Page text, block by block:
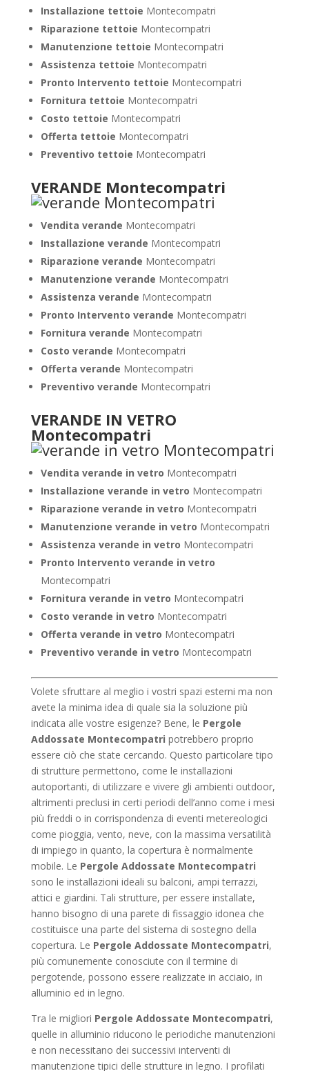
Installazione tettoie Montecompatri
Riparazione tettoie Montecompatri
Manutenzione tettoie Montecompatri
Assistenza tettoie Montecompatri
Pronto Intervento tettoie Montecompatri
Fornitura tettoie Montecompatri
Costo tettoie Montecompatri
Offerta tettoie Montecompatri
Preventivo tettoie Montecompatri
VERANDE Montecompatri
Vendita verande Montecompatri
Installazione verande Montecompatri
Riparazione verande Montecompatri
Manutenzione verande Montecompatri
Assistenza verande Montecompatri
Pronto Intervento verande Montecompatri
Fornitura verande Montecompatri
Costo verande Montecompatri
Offerta verande Montecompatri
Preventivo verande Montecompatri
VERANDE IN VETRO
Montecompatri
Vendita verande in vetro Montecompatri
Installazione verande in vetro Montecompatri
Riparazione verande in vetro Montecompatri
Manutenzione verande in vetro Montecompatri
Assistenza verande in vetro Montecompatri
Pronto Intervento verande in vetro
Montecompatri
Fornitura verande in vetro Montecompatri
Costo verande in vetro Montecompatri
Offerta verande in vetro Montecompatri
Preventivo verande in vetro Montecompatri
Volete sfruttare al meglio i vostri spazi esterni ma non
avete la minima idea di quale sia la soluzione più
indicata alle vostre esigenze? Bene, le Pergole
Addossate Montecompatri potrebbero proprio
essere ciò che state cercando. Questo particolare tipo
di strutture permettono, come le installazioni
autoportanti, di utilizzare e vivere gli ambienti outdoor,
altrimenti preclusi in certi periodi dell’anno come i mesi
più freddi o in corrispondenza di eventi metereologici
come pioggia, vento, neve, con la massima versatilità
di impiego in quanto, la copertura è normalmente
mobile. Le Pergole Addossate Montecompatri
sono le installazioni ideali su balconi, ampi terrazzi,
attici e giardini. Tali strutture, per essere installate,
hanno bisogno di una parete di fissaggio idonea che
costituisce una parte del sistema di sostegno della
copertura. Le Pergole Addossate Montecompatri,
più comunemente conosciute con il termine di
pergotende, possono essere realizzate in acciaio, in
alluminio ed in legno.
Tra le migliori Pergole Addossate Montecompatri,
quelle in alluminio riducono le periodiche manutenzioni
e non necessitano dei successivi interventi di
manutenzione tipici delle strutture in legno. I profilati